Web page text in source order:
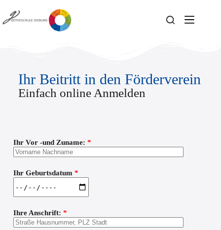
Ihr Beitritt in den Förderverein
Einfach online Anmelden
Ihr Vor -und Zuname: *
Ihr Geburtsdatum *
Ihre Anschrift: *